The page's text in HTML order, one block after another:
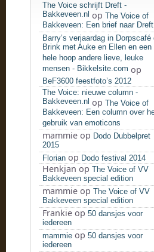
The Voice schrijft Dreft -
Bakkeveen.nl op The Voice of
Bakkeveen: Een brief naar Dreft
Barry’s verjaardag in Dorpscafé
Brink met Auke en Ellen en een
hele hoop andere lieve, leuke
mensen - Bikkelsite.com op
BeF3600 feestfoto’s 2012
The Voice: nieuwe column -
Bakkeveen.nl op The Voice of
Bakkeveen: Een column over
gebruik van emoticons
mammie op Dodo Dubbelpret
2015
Florian op Dodo festival 2014
Henkjan op The Voice of VV
Bakkeveen special edition
mammie op The Voice of VV
Bakkeveen special edition
Frankie op 50 dansjes voor
iedereen
mammie op 50 dansjes voor
iedereen